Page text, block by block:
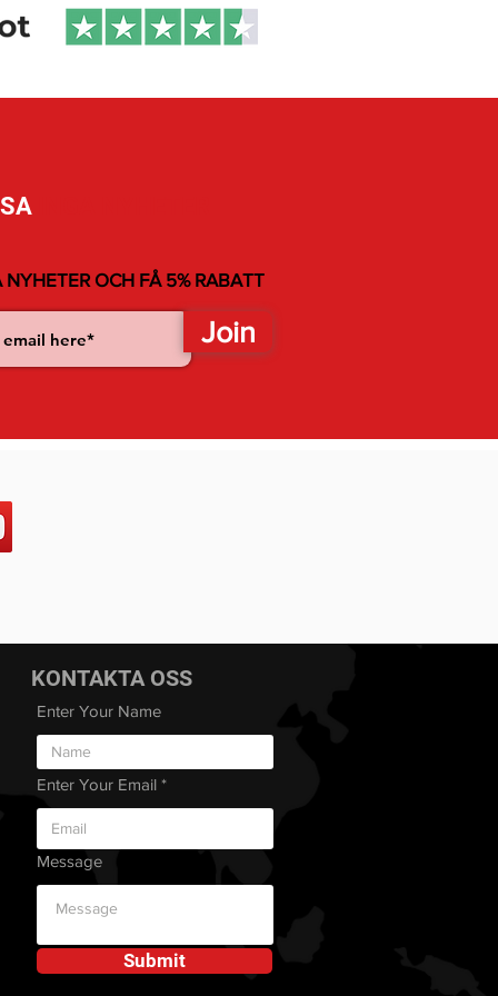
NYHETER OCH FÅ 5% RABATT
Join
KONTAKTA OSS
Enter Your Name
Enter Your Email
Message
Submit